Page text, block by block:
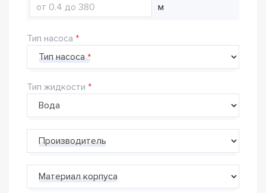
м
Тип насоса
Тип насоса
Тип жидкости
Производитель
Материал корпуса